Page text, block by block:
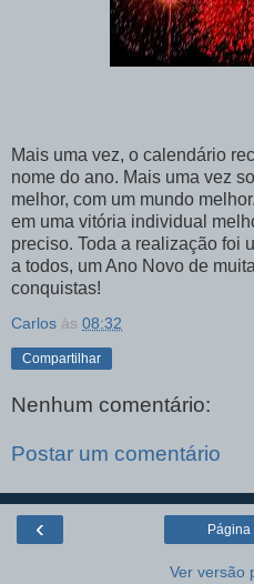
Mais uma vez, o calendário
nome do ano. Mais uma vez
melhor, com um mundo
em uma vitória individual
preciso. Toda a realização foi
a todos, um Ano Novo de
conquistas!
Carlos às 08:32
Compartilhar
Nenhum comentário:
Postar um comentário
‹ Página
Ver versão